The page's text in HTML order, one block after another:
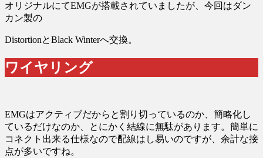
オリジナルにてEMGが搭載されていましたが、今回はダン
カン製の
DistortionとBlack Winterへ交換。
ワイヤリング
EMGはアクティブだからと割り切っているのか、簡略化し
ているだけなのか、とにかく結線に無駄があります。簡単に
コネクト出来る仕様なので配線はし易いのですが、余計な接
点が多いですね。